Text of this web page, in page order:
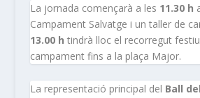
La jornada començarà a les 11.30 h
Campament Salvatge i un taller de
13.00 h tindrà lloc el recorregut
campament fins a la plaça Major.
La representació principal del Ball